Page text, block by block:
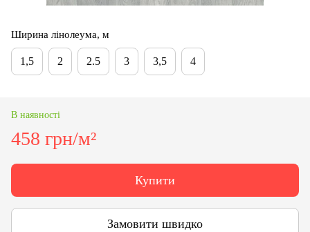
Ширина лінолеума, м
1,5 2 2.5 3 3,5 4
В наявності
458 грн/м²
Купити
Замовити швидко